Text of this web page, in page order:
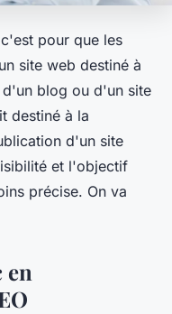
pour que les
site web destiné à
blog ou d'un site
destiné à la
d'un site
et l'objectif
précise. On va
en